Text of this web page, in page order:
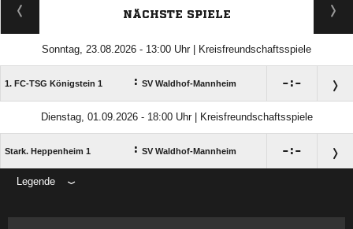
NÄCHSTE SPIELE
Sonntag, 23.08.2026 - 13:00 Uhr | Kreisfreundschaftsspiele
1. FC-TSG Königstein 1 : SV Waldhof-Mannheim :
Dienstag, 01.09.2026 - 18:00 Uhr | Kreisfreundschaftsspiele
Stark. Heppenheim 1 : SV Waldhof-Mannheim :
Legende